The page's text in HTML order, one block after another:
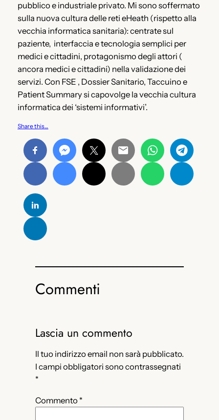
pubblico e industriale privato. Mi sono soffermato
sulla nuova cultura delle reti eHeath (rispetto alla
vecchia informatica sanitaria): centrate sul
paziente, interfaccia e tecnologia semplici per
medici e cittadini, protagonismo degli attori (
ancora medici e cittadini) nella validazione dei
servizi. Con FSE , Dossier Sanitario, Taccuino e
Patient Summary si capovolge la vecchia cultura
informatica dei ‘sistemi informativi’.
Share this…
Commenti
Lascia un commento
Il tuo indirizzo email non sarà pubblicato.
I campi obbligatori sono contrassegnati
*
Commento *